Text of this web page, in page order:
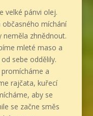
velké pánvi olej.
občasného míchání
neměla zhnědnout.
mleté maso a
sebe oddělily.
a
rajčata, kuřecí
aby se
se začne směs